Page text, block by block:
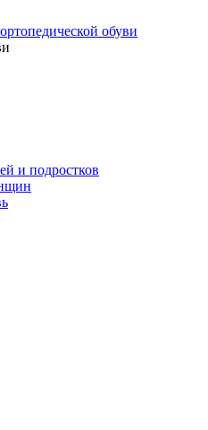
и подростков